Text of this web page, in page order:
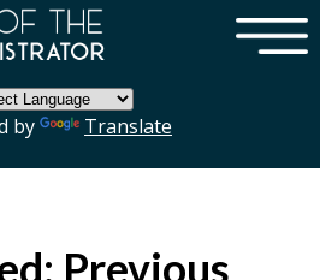
by Translate
×
Previous